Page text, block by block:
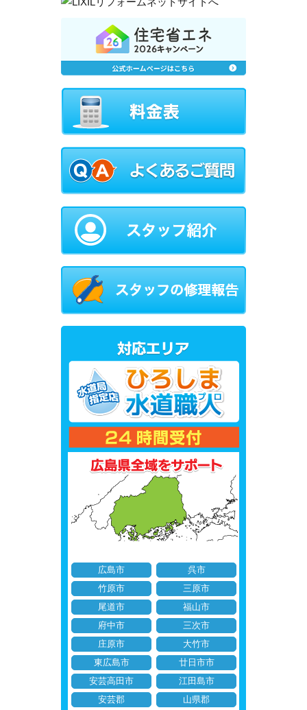
広島市
呉市
竹原市
三原市
尾道市
福山市
府中市
三次市
庄原市
大竹市
東広島市
廿日市市
安芸高田市
江田島市
安芸郡
山県郡